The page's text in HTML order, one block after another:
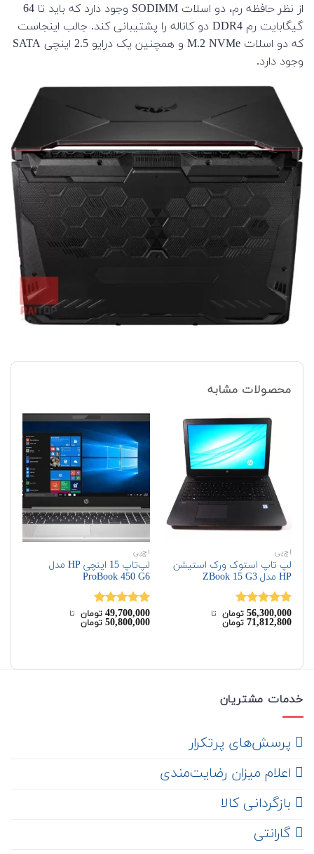
از نظر حافظه رم، دو اسلات SODIMM وجود دارد که باید تا 64
گیگابایت رم DDR4 دو کاناله را پشتیبانی کند. جالب اینجاست
که دو اسلات M.2 NVMe و همچنین یک درایو 2.5 اینچی SATA
وجود دارد.
محصولات مشابه
اچ‌پی
لپ تاپ استوک ورک استیشن
HP مدل ZBook 15 G3
نمره5.00
از 5
56,300,000 تومان‌ تا ‌
71,812,800 تومان
اچ‌پی
لپ‌تاپ 15 اینچی HP مدل
ProBook 450 G6
نمره5.00
از 5
49,700,000 تومان‌ تا ‌
50,800,000 تومان
خدمات مشتریان
‌ پرسش‌های پرتکرار
اعلام میزان رضایت‌مندی
‌ بازگردانی کالا
گارانتی